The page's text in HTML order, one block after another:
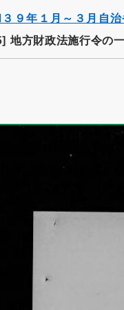
９年１月～３月自
地方財政法施行令の